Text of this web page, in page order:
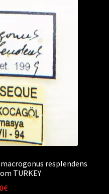
resplendens
TURKEY
€